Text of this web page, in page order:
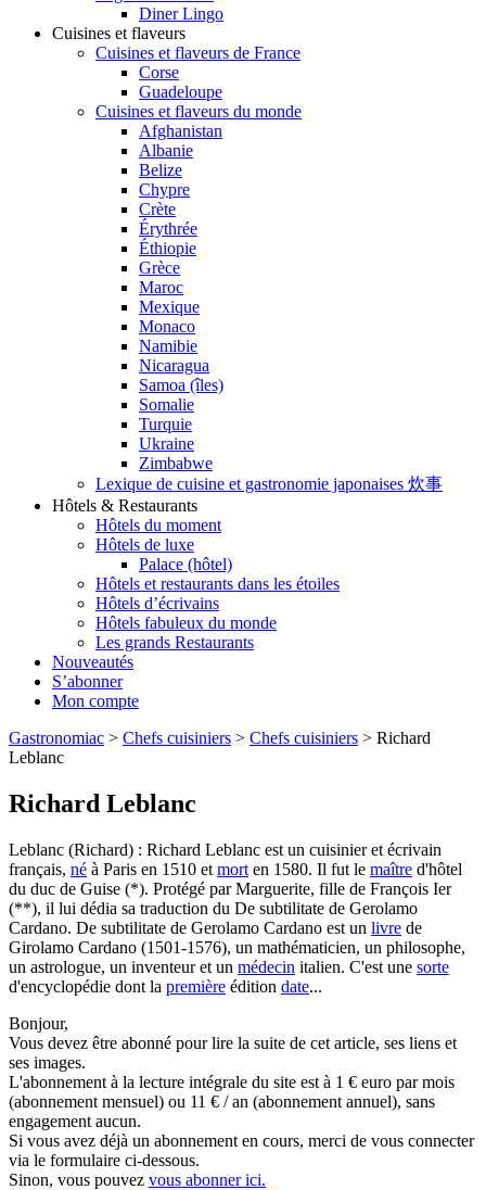
Diner Lingo
Cuisines et flaveurs
Cuisines et flaveurs de France
Corse
Guadeloupe
Cuisines et flaveurs du monde
Afghanistan
Albanie
Belize
Chypre
Crète
Érythrée
Éthiopie
Grèce
Maroc
Mexique
Monaco
Namibie
Nicaragua
Samoa (îles)
Somalie
Turquie
Ukraine
Zimbabwe
Lexique de cuisine et gastronomie japonaises 炊事
Hôtels & Restaurants
Hôtels du moment
Hôtels de luxe
Palace (hôtel)
Hôtels et restaurants dans les étoiles
Hôtels d’écrivains
Hôtels fabuleux du monde
Les grands Restaurants
Nouveautés
S’abonner
Mon compte
Gastronomiac > Chefs cuisiniers > Chefs cuisiniers > Richard
Leblanc
Richard Leblanc
Leblanc (Richard) : Richard Leblanc est un cuisinier et écrivain
français, né à Paris en 1510 et mort en 1580. Il fut le maître d'hôtel
du duc de Guise (*). Protégé par Marguerite, fille de François Ier
(**), il lui dédia sa traduction du De subtilitate de Gerolamo
Cardano. De subtilitate de Gerolamo Cardano est un livre de
Girolamo Cardano (1501-1576), un mathématicien, un philosophe,
un astrologue, un inventeur et un médecin italien. C'est une sorte
d'encyclopédie dont la première édition date...
Bonjour,
Vous devez être abonné pour lire la suite de cet article, ses liens et
ses images.
L'abonnement à la lecture intégrale du site est à 1 € euro par mois
(abonnement mensuel) ou 11 € / an (abonnement annuel), sans
engagement aucun.
Si vous avez déjà un abonnement en cours, merci de vous connecter
via le formulaire ci-dessous.
Sinon, vous pouvez vous abonner ici.